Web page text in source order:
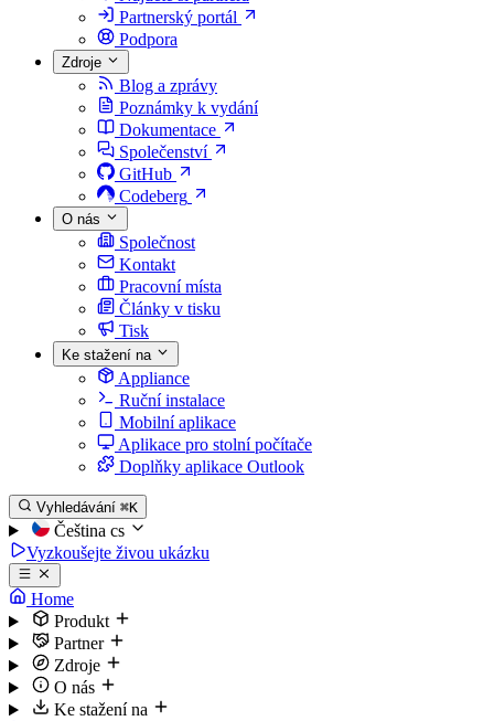
Partnerský portál
Podpora
Zdroje
Blog a zprávy
Poznámky k vydání
Dokumentace
Společenství
GitHub
Codeberg
O nás
Společnost
Kontakt
Pracovní místa
Články v tisku
Tisk
Ke stažení na
Appliance
Ruční instalace
Mobilní aplikace
Aplikace pro stolní počítače
Doplňky aplikace Outlook
Vyhledávání ⌘K
Čeština cs
Vyzkoušejte živou ukázku
Home
Produkt
Partner
Zdroje
O nás
Ke stažení na